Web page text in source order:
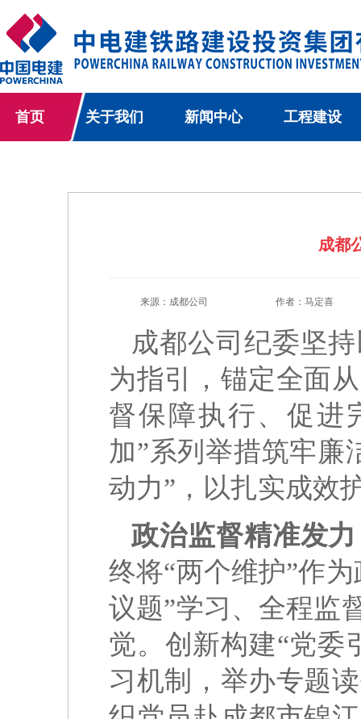
首页 关于我们 新闻中心 工程建设
成都
来源：成都公司 作者：马定喜
成都公司纪委坚
为指引，锚定全面
督保障执行、促进
加”系列举措筑牢廉
动力”，以扎实成效
政治监督精准发
终将“两个维护”作
议题”学习、全程监
觉。创新构建“党委
习机制，举办专题